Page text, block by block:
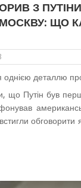
З
ЩО
однією деталлю
що Путін був
обговорити